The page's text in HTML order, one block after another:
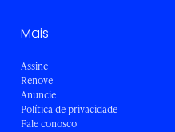
Mais
Assine
Renove
Anuncie
Política de privacidade
Fale conosco